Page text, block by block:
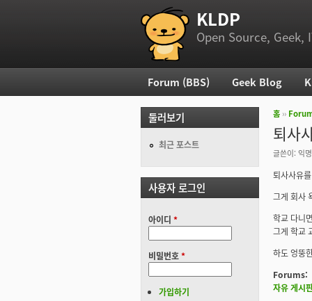
부 메뉴 KLDP
Open Source, Geek,
현재 위
홈 ››
퇴사
글쓴이: 익
퇴사사유
그게 회사
학교 다니
그게 학교
하도 엉뚱
Forums:
자유 게시
주 메뉴
Forum (BBS) Geek Blog
둘러보기
최근 포스트
사용자 로그인
아이디 *
비밀번호*
가입하기